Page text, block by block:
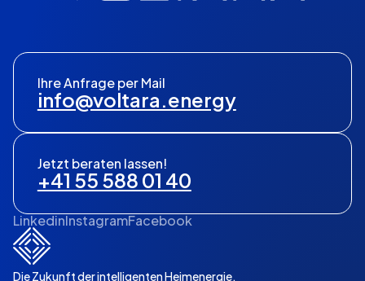
LinkedinInstagramFacebook
Jetzt beraten lassen!
+41 55 588 01 40
Ihre Anfrage per Mail
info@voltara.energy
Die Zukunft der intelligenten Heimenergie.